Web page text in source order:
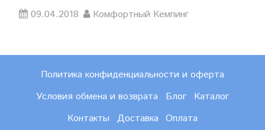
09.04.2018
Комфортный Кемпинг
Политика конфиденциальности и оферта
Условия обмена и возврата
Блог
Каталог
Контакты
Доставка Оплата